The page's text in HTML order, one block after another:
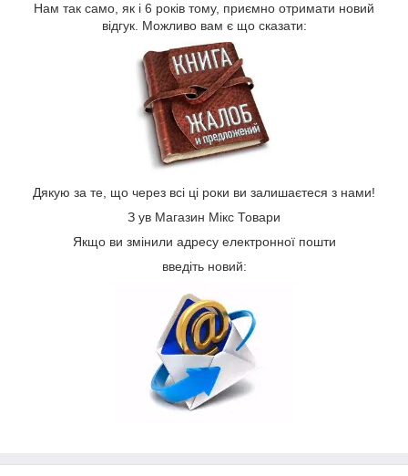
Нам так само, як і 6 років тому, приємно отримати новий
відгук. Можливо вам є що сказати:
Дякую за те, що через всі ці роки ви залишаєтеся з нами!
З ув Магазин Мікс Товари
Якщо ви змінили адресу електронної пошти
введіть новий: